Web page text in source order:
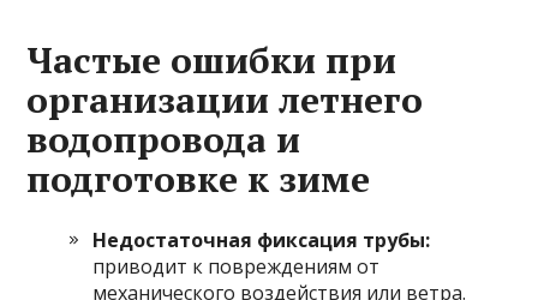
Частые ошибки при
организации летнего
водопровода и
подготовке к зиме
Недостаточная фиксация трубы:
приводит к повреждениям от
механического воздействия или ветра.